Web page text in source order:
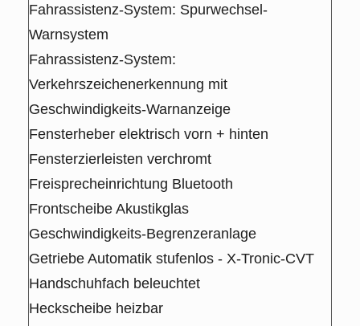
Fahrassistenz-System: Spurwechsel-
Warnsystem
Fahrassistenz-System:
Verkehrszeichenerkennung mit
Geschwindigkeits-Warnanzeige
Fensterheber elektrisch vorn + hinten
Fensterzierleisten verchromt
Freisprecheinrichtung Bluetooth
Frontscheibe Akustikglas
Geschwindigkeits-Begrenzeranlage
Getriebe Automatik stufenlos - X-Tronic-CVT
Handschuhfach beleuchtet
Heckscheibe heizbar